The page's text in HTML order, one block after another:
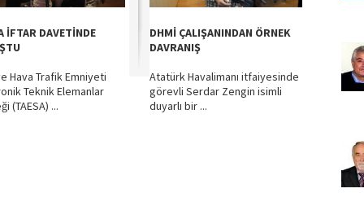
İFTAR DAVETİNDE
Hava Trafik Emniyeti
Teknik Elemanlar
(TAESA) ...
DHMİ ÇALIŞANINDAN ÖRNEK
DAVRANIŞ
Atatürk Havalimanı itfaiyesinde
görevli Serdar Zengin isimli
duyarlı bir ...